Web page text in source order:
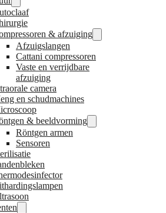
& afzuiging
Afzuigslangen
Cattani compressoren
Vaste en verrijdbare
afzuiging
camera
en schudmachines
& beeldvorming
Röntgen armen
Sensoren